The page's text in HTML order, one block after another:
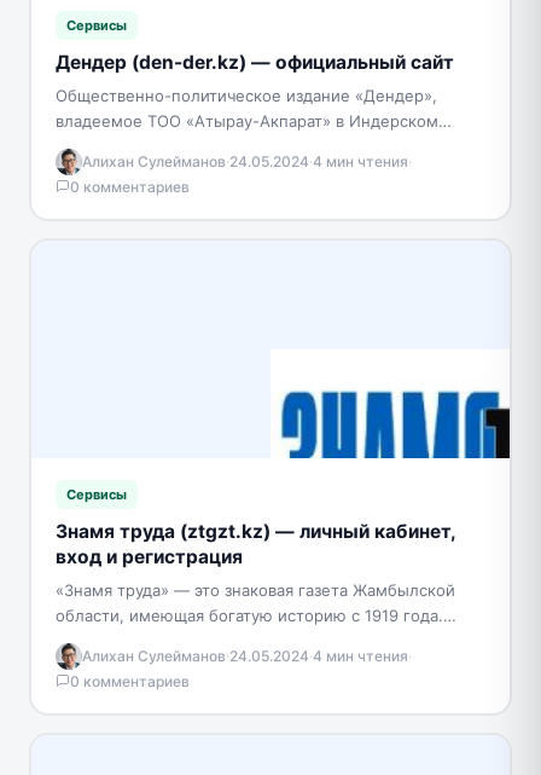
Сервисы
Дендер (den-der.kz) — официальный сайт
Общественно-политическое издание «Дендер»,
владеемое ТОО «Атырау-Акпарат» в Индерском
районе Атырауской области, ушло своими корнями в
далекий 1934 год, когда оно было создано…
Алихан Сулейманов·24.05.2024·4 мин чтения·
0 комментариев
Сервисы
Знамя труда (ztgzt.kz) — личный кабинет,
вход и регистрация
«Знамя труда» — это знаковая газета Жамбылской
области, имеющая богатую историю с 1919 года.
Сегодня она остается одним из старейших изданий
в… Алихан Сулейманов·24.05.2024·4 мин чтения·
0 комментариев